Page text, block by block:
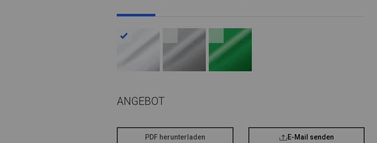
ANGEBOT
PDF herunterladen E-Mail senden